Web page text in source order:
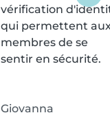
vérification
qui permettent
membres de se
sentir en sécurité.
Giovanna